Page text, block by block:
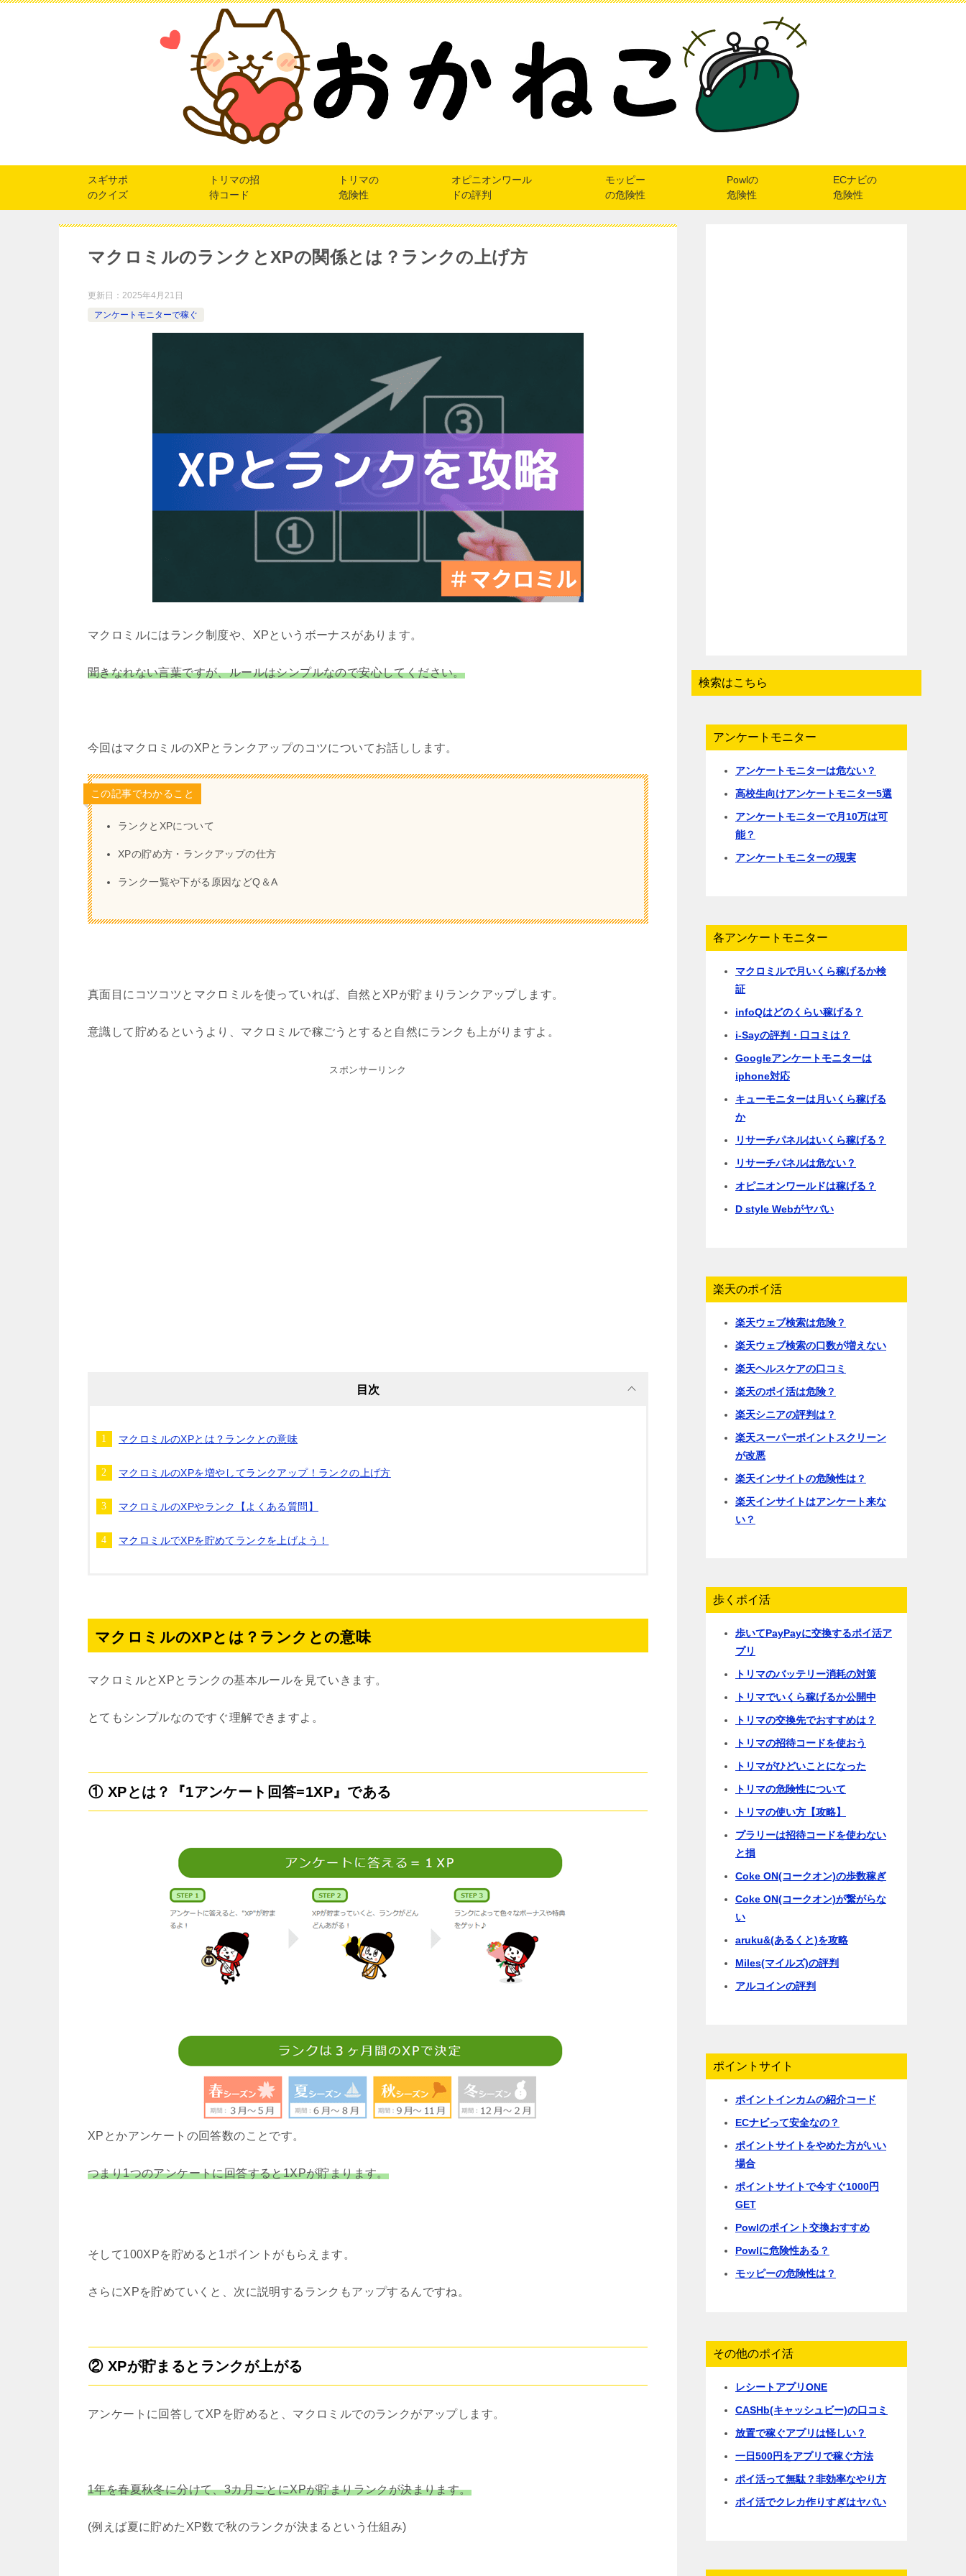
スギサポ
のクイズ
トリマの招
待コード
トリマの
危険性
オピニオンワール
ドの評判
モッピー
の危険性
Powlの
危険性
ECナビの
危険性
マクロミルのランクとXPの関係とは？ランクの上げ方
更新日： 2025年4月21日
アンケートモニターで稼ぐ
マクロミルにはランク制度や、XPというボーナスがあります。
聞きなれない言葉ですが、ルールはシンプルなので安心してください。
今回はマクロミルのXPとランクアップのコツについてお話しします。
この記事でわかること
ランクとXPについて
XPの貯め方・ランクアップの仕方
ランク一覧や下がる原因などQ＆A
真面目にコツコツとマクロミルを使っていれば、自然とXPが貯まりランクアップします。
意識して貯めるというより、マクロミルで稼ごうとすると自然にランクも上がりますよ。
スポンサーリンク
目次
マクロミルのXPとは？ランクとの意味
マクロミルのXPを増やしてランクアップ！ランクの上げ方
マクロミルのXPやランク【よくある質問】
マクロミルでXPを貯めてランクを上げよう！
マクロミルのXPとは？ランクとの意味
マクロミルとXPとランクの基本ルールを見ていきます。
とてもシンプルなのですぐ理解できますよ。
① XPとは？『1アンケート回答=1XP』である
XPとかアンケートの回答数のことです。
つまり1つのアンケートに回答すると1XPが貯まります。
そして100XPを貯めると1ポイントがもらえます。
さらにXPを貯めていくと、次に説明するランクもアップするんですね。
② XPが貯まるとランクが上がる
アンケートに回答してXPを貯めると、マクロミルでのランクがアップします。
1年を春夏秋冬に分けて、3カ月ごとにXPが貯まりランクが決まります。
(例えば夏に貯めたXP数で秋のランクが決まるという仕組み)
検索はこちら
アンケートモニター
アンケートモニターは危ない？
高校生向けアンケートモニター5選
アンケートモニターで月10万は可
能？
アンケートモニターの現実
各アンケートモニター
マクロミルで月いくら稼げるか検
証
infoQはどのくらい稼げる？
i-Sayの評判・口コミは？
Googleアンケートモニターは
iphone対応
キューモニターは月いくら稼げる
か
リサーチパネルはいくら稼げる？
リサーチパネルは危ない？
オピニオンワールドは稼げる？
D style Webがヤバい
楽天のポイ活
楽天ウェブ検索は危険？
楽天ウェブ検索の口数が増えない
楽天ヘルスケアの口コミ
楽天のポイ活は危険？
楽天シニアの評判は？
楽天スーパーポイントスクリーン
が改悪
楽天インサイトの危険性は？
楽天インサイトはアンケート来な
い？
歩くポイ活
歩いてPayPayに交換するポイ活ア
プリ
トリマのバッテリー消耗の対策
トリマでいくら稼げるか公開中
トリマの交換先でおすすめは？
トリマの招待コードを使おう
トリマがひどいことになった
トリマの危険性について
トリマの使い方【攻略】
プラリーは招待コードを使わない
と損
Coke ON(コークオン)の歩数稼ぎ
Coke ON(コークオン)が繋がらな
い
aruku&(あるくと)を攻略
Miles(マイルズ)の評判
アルコインの評判
ポイントサイト
ポイントインカムの紹介コード
ECナビって安全なの？
ポイントサイトをやめた方がいい
場合
ポイントサイトで今すぐ1000円
GET
Powlのポイント交換おすすめ
Powlに危険性ある？
モッピーの危険性は？
その他のポイ活
レシートアプリONE
CASHb(キャッシュビー)の口コミ
放置で稼ぐアプリは怪しい？
一日500円をアプリで稼ぐ方法
ポイ活って無駄？非効率なやり方
ポイ活でクレカ作りすぎはヤバい